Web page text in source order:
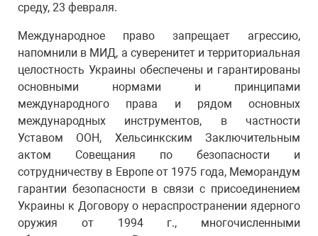
среду, 23 февраля.
Международное право запрещает агрессию,
напомнили в МИД, а суверенитет и территориальная
целостность Украины обеспечены и гарантированы
основными нормами и принципами
международного права и рядом основных
международных инструментов, в частности
Уставом ООН, Хельсинкским Заключительным
актом Совещания по безопасности и
сотрудничеству в Европе от 1975 года, Меморандум
гарантии безопасности в связи с присоединением
Украины к Договору о нераспространении ядерного
оружия от 1994 г., многочисленными